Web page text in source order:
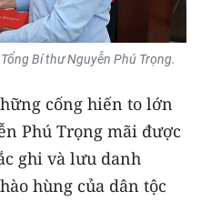
Bắc
Bí thư Nguyễn Phú Trọng.
cống hiến to lớn
Phú Trọng mãi được
ghi và lưu danh
hùng của dân tộc